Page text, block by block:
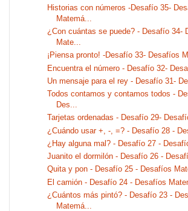
Historias con números -Desafío 35-
Matemá...
¿Con cuántas se puede? - Desafío 34-
Mate...
¡Piensa pronto! -Desafío 33- Desafíos
Encuentra el número - Desafío 32-
Un mensaje para el rey - Desafío 31-
Todos contamos y contamos todos -
Des...
Tarjetas ordenadas - Desafío 29-
¿Cuándo usar +, -, =? - Desafío 28 -
¿Hay alguna mal? - Desafío 27 -
Juanito el dormilón - Desafío 26 -
Quita y pon - Desafío 25 - Desafíos
El camión - Desafío 24 - Desafíos
¿Cuántos más pintó? - Desafío 23 -
Matemá...